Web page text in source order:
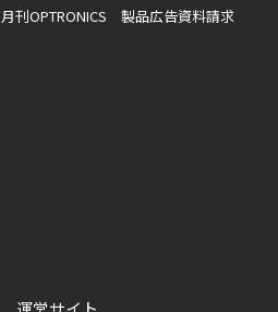
月刊OPTRONICS 製品広告資料請求